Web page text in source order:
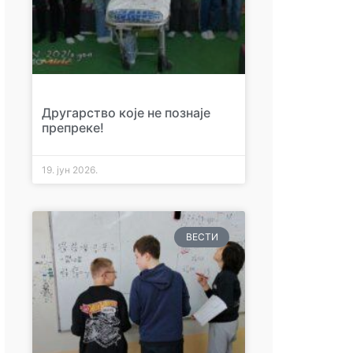
Другарство које не познаје
препреке!
19. јун 2026.
ВЕСТИ